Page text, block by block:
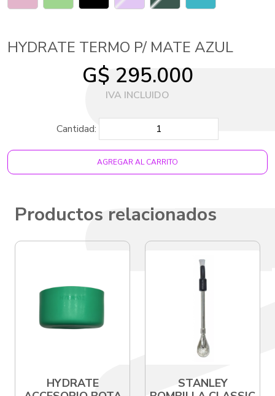
HYDRATE TERMO P/ MATE AZUL
G$ 295.000
Cantidad:
AGREGAR AL CARRITO
Productos relacionados
HYDRATE
STANLEY